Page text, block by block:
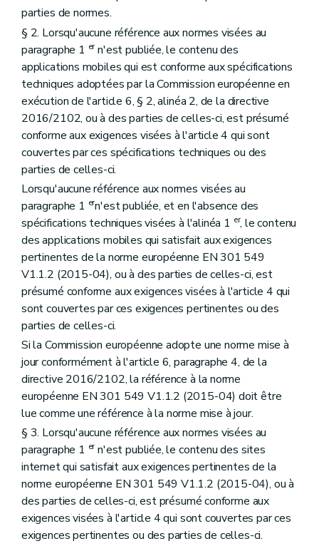
parties de normes.
§ 2. Lorsqu'aucune référence aux normes visées au
paragraphe 1 ern'est publiée, le contenu des
applications mobiles qui est conforme aux spécifications
techniques adoptées par la Commission européenne en
exécution de l'article 6, § 2, alinéa 2, de la directive
2016/2102, ou à des parties de celles-ci, est présumé
conforme aux exigences visées à l'article 4 qui sont
couvertes par ces spécifications techniques ou des
parties de celles-ci.
Lorsqu'aucune référence aux normes visées au
paragraphe 1 ern'est publiée, et en l'absence des
spécifications techniques visées à l'alinéa 1 er, le contenu
des applications mobiles qui satisfait aux exigences
pertinentes de la norme européenne EN 301 549
V1.1.2 (2015-04), ou à des parties de celles-ci, est
présumé conforme aux exigences visées à l'article 4 qui
sont couvertes par ces exigences pertinentes ou des
parties de celles-ci.
Si la Commission européenne adopte une norme mise à
jour conformément à l'article 6, paragraphe 4, de la
directive 2016/2102, la référence à la norme
européenne EN 301 549 V1.1.2 (2015-04) doit être
lue comme une référence à la norme mise à jour.
§ 3. Lorsqu'aucune référence aux normes visées au
paragraphe 1 ern'est publiée, le contenu des sites
internet qui satisfait aux exigences pertinentes de la
norme européenne EN 301 549 V1.1.2 (2015-04), ou à
des parties de celles-ci, est présumé conforme aux
exigences visées à l'article 4 qui sont couvertes par ces
exigences pertinentes ou des parties de celles-ci.